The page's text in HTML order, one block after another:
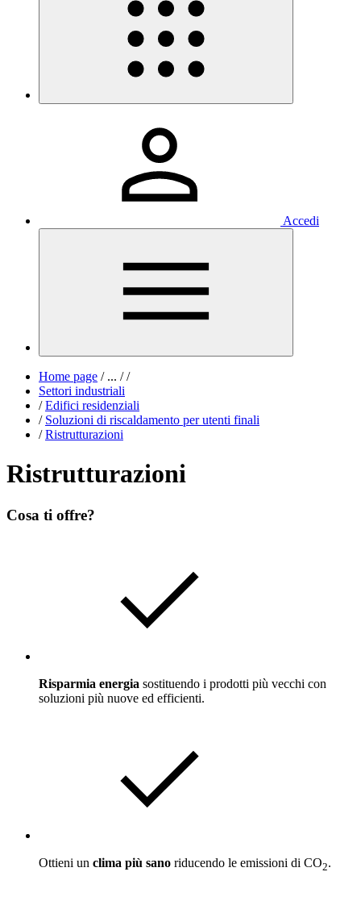
Accedi
Home page /... / /
Settori industriali
/ Edifici residenziali
/ Soluzioni di riscaldamento per utenti finali
/ Ristrutturazioni
Ristrutturazioni
Cosa ti offre?
Risparmia energia sostituendo i prodotti più vecchi con
soluzioni più nuove ed efficienti.
Ottieni un clima più sano riducendo le emissioni di CO2.